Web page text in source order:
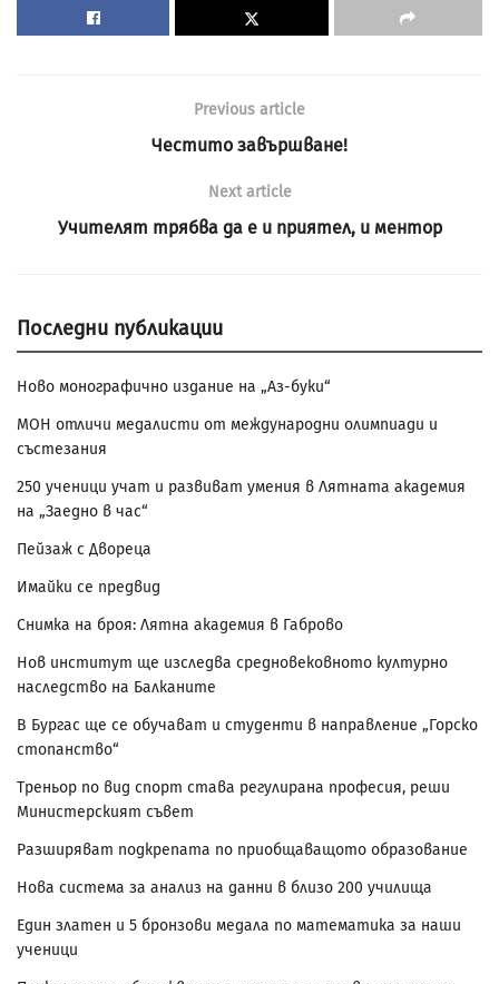
Previous article
Честито завършване!
Next article
Учителят трябва да е и приятел, и ментор
Последни публикации
Ново монографично издание на „Аз-буки“
МОН отличи медалисти от международни олимпиади и
състезания
250 ученици учат и развиват умения в Лятната академия
на „Заедно в час“
Пейзаж с Двореца
Имайки се предвид
Снимка на броя: Лятна академия в Габрово
Нов институт ще изследва средновековното културно
наследство на Балканите
В Бургас ще се обучават и студенти в направление „Горско
стопанство“
Треньор по вид спорт става регулирана професия, реши
Министерският съвет
Разширяват подкрепата по приобщаващото образование
Нова система за анализ на данни в близо 200 училища
Един златен и 5 бронзови медала по математика за наши
ученици